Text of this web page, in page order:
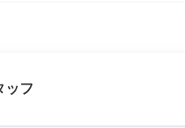
ッフ